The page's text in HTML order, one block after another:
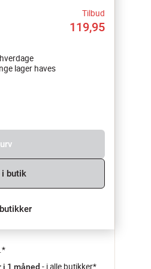
Tilbud
119,95
lager haves
i butik
i 1 måned - i alle butikker*